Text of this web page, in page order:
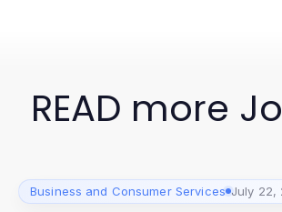
READ more
Business and Consumer Services July 22,